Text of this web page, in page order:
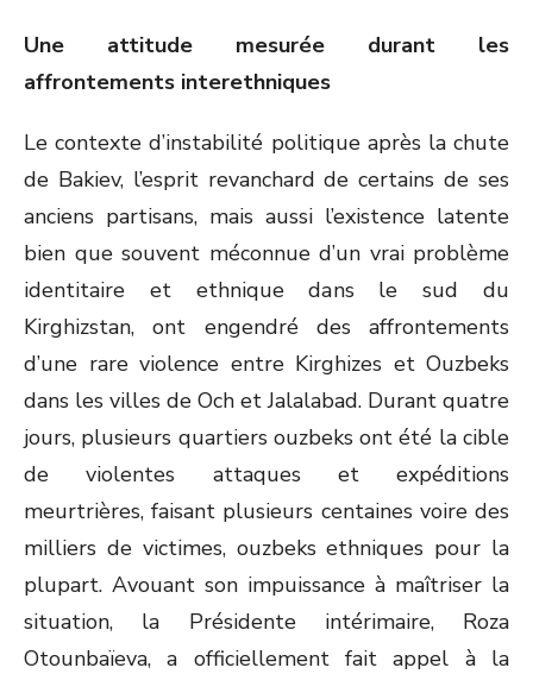
Une attitude mesurée durant les
affrontements interethniques
Le contexte d’instabilité politique après la chute
de Bakiev, l’esprit revanchard de certains de ses
anciens partisans, mais aussi l’existence latente
bien que souvent méconnue d’un vrai problème
identitaire et ethnique dans le sud du
Kirghizstan, ont engendré des affrontements
d’une rare violence entre Kirghizes et Ouzbeks
dans les villes de Och et Jalalabad. Durant quatre
jours, plusieurs quartiers ouzbeks ont été la cible
de violentes attaques et expéditions
meurtrières, faisant plusieurs centaines voire des
milliers de victimes, ouzbeks ethniques pour la
plupart. Avouant son impuissance à maîtriser la
situation, la Présidente intérimaire, Roza
Otounbaïeva, a officiellement fait appel à la